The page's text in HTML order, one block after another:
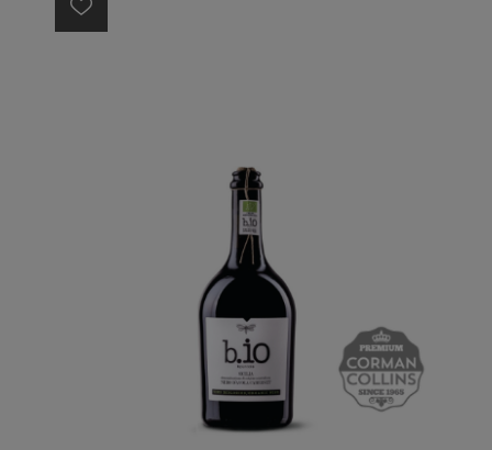
tanins s'assouplissent avec le temps et en font un vin
de garde remarquable.